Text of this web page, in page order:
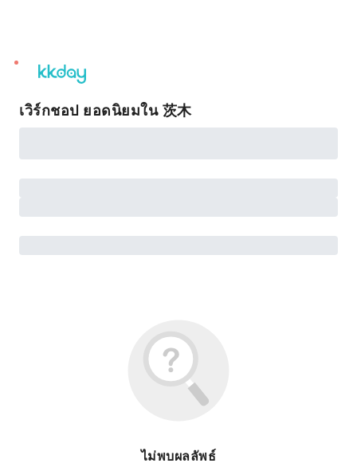
unread
notifications
เวิร์กชอป ยอดนิยมใน 茨木
ไม่พบผลลัพธ์